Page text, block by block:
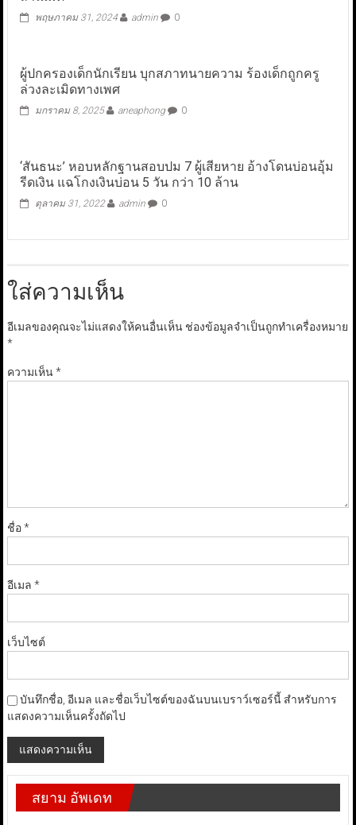
พฤษภาคม 31, 2024 admin 0
ผู้ปกครองเด็กนักเรียน บุกสภาทนายความ ร้องเด็กถูกครู
ล่วงละเมิดทางเพศ
มกราคม 8, 2025 aneaphong 0
‘สันธนะ’ หอบหลักฐานสอบปม 7 ผู้เสียหาย อ้างโดนบ่อนอุ้ม
รีดเงิน แฉโกงเงินบ่อน 5 วัน กว่า 10 ล้าน
ตุลาคม 31, 2022 admin 0
ใส่ความเห็น
อีเมลของคุณจะไม่แสดงให้คนอื่นเห็น ช่องข้อมูลจำเป็นถูกทำเครื่องหมาย
*
ความเห็น*
ชื่อ*
อีเมล *
เว็บไซต์
บันทึกชื่อ, อีเมล และชื่อเว็บไซต์ของฉันบนเบราว์เซอร์นี้ สำหรับการ
แสดงความเห็นครั้งถัดไป
สยาม อัพเดท